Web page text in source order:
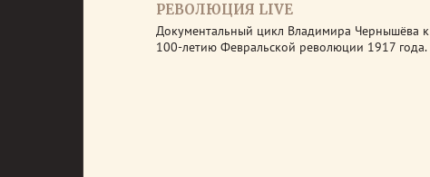
РЕВОЛЮЦИЯ LIVE
Документальный цикл Владимира Чернышёва к
100-летию Февральской революции 1917 года.